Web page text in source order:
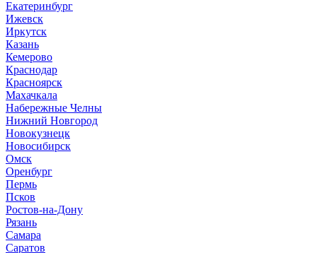
Екатеринбург
Ижевск
Иркутск
Казань
Кемерово
Краснодар
Красноярск
Махачкала
Набережные Челны
Нижний Новгород
Новокузнецк
Новосибирск
Омск
Оренбург
Пермь
Псков
Ростов-на-Дону
Рязань
Самара
Саратов